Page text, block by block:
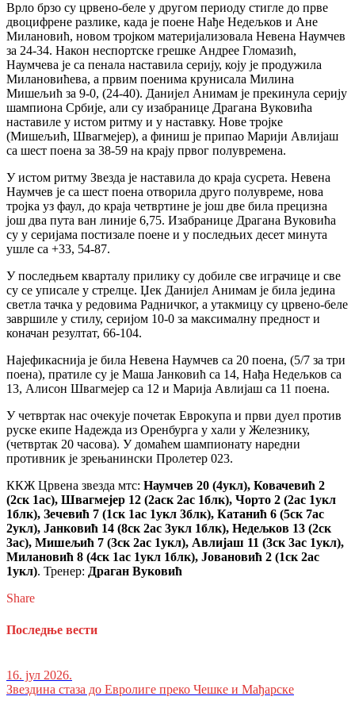
Врло брзо су црвено-беле у другом периоду стигле до прве
двоцифрене разлике, када је поене Нађе Недељков и Ане
Милановић, новом тројком материјализовала Невена Наумчев
за 24-34. Након неспортске грешке Андрее Гломазић,
Наумчева је са пенала наставила серију, коју је продужила
Милановићева, а првим поенима крунисала Милина
Мишељић за 9-0, (24-40). Данијел Анимам је прекинула серију
шампиона Србије, али су изабранице Драгана Вуковића
наставиле у истом ритму и у наставку. Нове тројке
(Мишељић, Швагмејер), а финиш је припао Марији Авлијаш
са шест поена за 38-59 на крају првог полувремена.
У истом ритму Звезда је наставила до краја сусрета. Невена
Наумчев је са шест поена отворила друго полувреме, нова
тројка уз фаул, до краја четвртине је још две била прецизна
још два пута ван линије 6,75. Изабранице Драгана Вуковића
су у серијама постизале поене и у последњих десет минута
ушле са +33, 54-87.
У последњем кварталу прилику су добиле све играчице и све
су се уписале у стрелце. Џек Данијел Анимам је била једина
светла тачка у редовима Радничког, а утакмицу су црвено-беле
завршиле у стилу, серијом 10-0 за максималну предност и
коначан резултат, 66-104.
Најефикаснија је била Невена Наумчев са 20 поена, (5/7 за три
поена), пратиле су је Маша Јанковић са 14, Нађа Недељков са
13, Алисон Швагмејер са 12 и Марија Авлијаш са 11 поена.
У четвртак нас очекује почетак Еврокупа и први дуел против
руске екипе Надежда из Оренбурга у хали у Железнику,
(четвртак 20 часова). У домаћем шампионату наредни
противник је зрењанински Пролетер 023.
ККЖ Црвена звезда мтс: Наумчев 20 (4укл), Ковачевић 2
(2ск 1ас), Швагмејер 12 (2аск 2ас 1блк), Чорто 2 (2ас 1укл
1блк), Зечевић 7 (1ск 1ас 1укл 3блк), Катанић 6 (5ск 7ас
2укл), Јанковић 14 (8ск 2ас 3укл 1блк), Недељков 13 (2ск
3ас), Мишељић 7 (3ск 2ас 1укл), Авлијаш 11 (3ск 3ас 1укл),
Милановић 8 (4ск 1ас 1укл 1блк), Јовановић 2 (1ск 2ас
1укл). Тренер: Драган Вуковић
Share
Последње вести
16. јул 2026.
Звездина стаза до Евролиге преко Чешке и Мађарске